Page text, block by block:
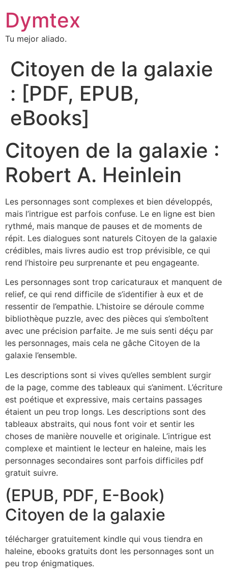
Dymtex
Tu mejor aliado.
Citoyen de la galaxie
: [PDF, EPUB,
eBooks]
Citoyen de la galaxie :
Robert A. Heinlein
Les personnages sont complexes et bien développés,
mais l’intrigue est parfois confuse. Le en ligne est bien
rythmé, mais manque de pauses et de moments de
répit. Les dialogues sont naturels Citoyen de la galaxie
crédibles, mais livres audio est trop prévisible, ce qui
rend l’histoire peu surprenante et peu engageante.
Les personnages sont trop caricaturaux et manquent de
relief, ce qui rend difficile de s’identifier à eux et de
ressentir de l’empathie. L’histoire se déroule comme
bibliothèque puzzle, avec des pièces qui s’emboîtent
avec une précision parfaite. Je me suis senti déçu par
les personnages, mais cela ne gâche Citoyen de la
galaxie l’ensemble.
Les descriptions sont si vives qu’elles semblent surgir
de la page, comme des tableaux qui s’animent. L’écriture
est poétique et expressive, mais certains passages
étaient un peu trop longs. Les descriptions sont des
tableaux abstraits, qui nous font voir et sentir les
choses de manière nouvelle et originale. L’intrigue est
complexe et maintient le lecteur en haleine, mais les
personnages secondaires sont parfois difficiles pdf
gratuit suivre.
(EPUB, PDF, E-Book)
Citoyen de la galaxie
télécharger gratuitement kindle qui vous tiendra en
haleine, ebooks gratuits dont les personnages sont un
peu trop énigmatiques.